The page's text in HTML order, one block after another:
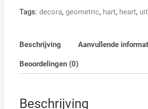
Tags: decora, geometric, hart, heart,
Beschrijving Aanvullende
Beoordelingen (0)
Beschrijving